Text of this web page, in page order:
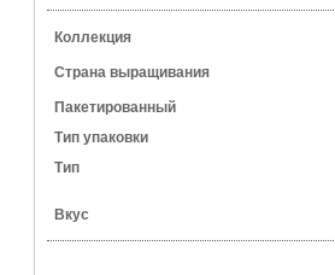
Коллекция
Страна выращивания
Пакетированный
Тип упаковки
Тип
Вкус